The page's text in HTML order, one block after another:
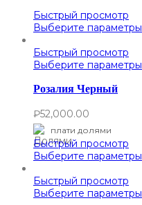
Быстрый просмотр
Выберите параметры
Быстрый просмотр
Выберите параметры
Розалия Черный
₽52,000.00
плати долями
Быстрый просмотр
Выберите параметры
Быстрый просмотр
Выберите параметры